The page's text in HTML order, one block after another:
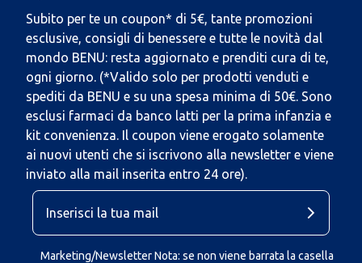
Subito per te un coupon* di 5€, tante promozioni
esclusive, consigli di benessere e tutte le novità dal
mondo BENU: resta aggiornato e prenditi cura di te,
ogni giorno. (*Valido solo per prodotti venduti e
spediti da BENU e su una spesa minima di 50€. Sono
esclusi farmaci da banco latti per la prima infanzia e
kit convenienza. Il coupon viene erogato solamente
ai nuovi utenti che si iscrivono alla newsletter e viene
inviato alla mail inserita entro 24 ore).
Marketing/Newsletter Nota: se non viene barrata la casella